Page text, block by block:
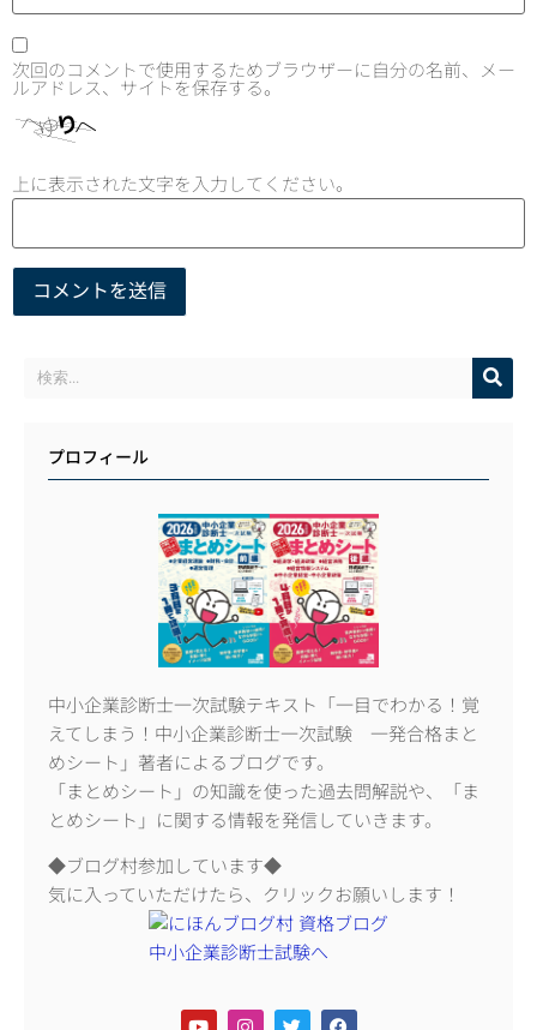
次回のコメントで使用するためブラウザーに自分の名前、メー
ルアドレス、サイトを保存する。
上に表示された文字を入力してください。
プロフィール
中小企業診断士一次試験テキスト「一目でわかる！覚
えてしまう！中小企業診断士一次試験 一発合格まと
めシート」著者によるブログです。
「まとめシート」の知識を使った過去問解説や、「ま
とめシート」に関する情報を発信していきます。
◆ブログ村参加しています◆
気に入っていただけたら、クリックお願いします！